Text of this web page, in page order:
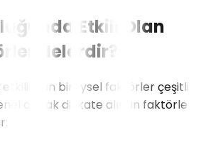
Etkili Olan
Nelerdir?
etkili olan bireysel faktörler çeşitlilik
olarak dikkate alınan faktörler